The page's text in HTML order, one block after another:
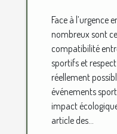
Face à l’urgence
nombreux sont
compatibilité
sportifs et
réellement
événements
impact
article des...